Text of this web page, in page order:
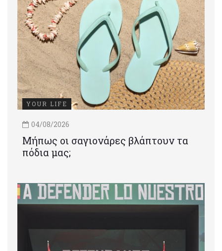
YOUR LIFE
04/08/2026
Μήπως οι σαγιονάρες βλάπτουν τα
πόδια μας;